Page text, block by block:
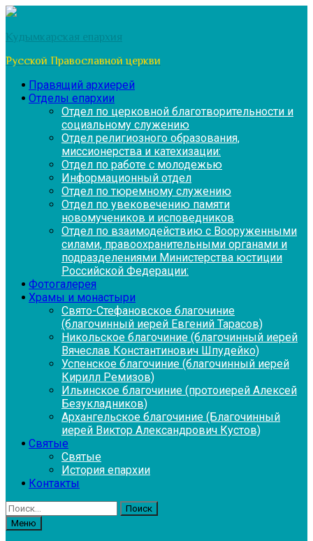
Перейти
содержимому
Кудымкарская епархия
Русской Православной церкви
Правящий архиерей
Отделы епархии
Отдел по церковной благотворительности и
социальному служению
Отдел религиозного образования,
миссионерства и катехизации:
Отдел по работе с молодежью
Информационный отдел
Отдел по тюремному служению
Отдел по увековечению памяти
новомучеников и исповедников
Отдел по взаимодействию с Вооруженными
силами, правоохранительными органами и
подразделениями Министерства юстиции
Российской Федерации:
Фотогалерея
Храмы и монастыри
Свято-Стефановское благочиние
(благочинный иерей Евгений Тарасов)
Никольское благочиние (благочинный иерей
Вячеслав Константинович Шпудейко)
Успенское благочиние (благочинный иерей
Кирилл Ремизов)
Ильинское благочиние (протоиерей Алексей
Безукладников)
Архангельское благочиние (Благочинный
иерей Виктор Александрович Кустов)
Святые
Святые
История епархии
Контакты
Найти:
Меню